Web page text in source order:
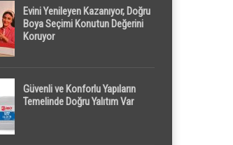
Evini Yenileyen Kazanıyor, Doğru
Boya Seçimi Konutun Değerini
Koruyor
Güvenli ve Konforlu Yapıların
Temelinde Doğru Yalıtım Var